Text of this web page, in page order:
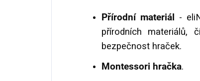
Přírodní materiál -
přírodních materiálů,
bezpečnost hraček.
Montessori hračka.